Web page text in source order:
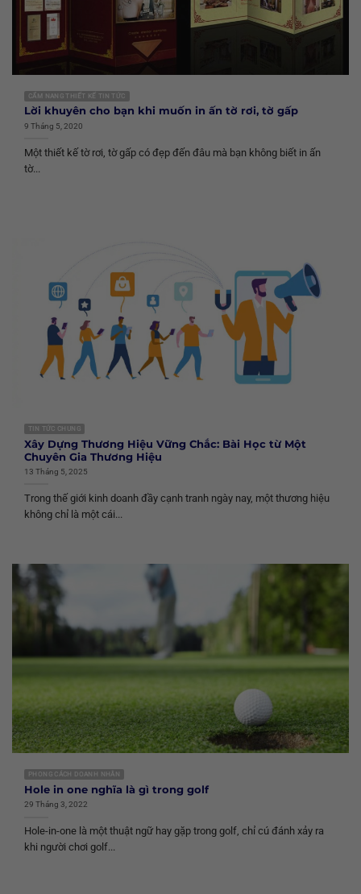
CẨM NANG THIẾT KẾ TIN TỨC
Lời khuyên cho bạn khi muốn in ấn tờ rơi, tờ gấp
9 Tháng 5, 2020
Một thiết kế tờ rơi, tờ gấp có đẹp đến đâu mà bạn không biết in ấn
tờ...
TIN TỨC CHUNG
Xây Dựng Thương Hiệu Vững Chắc: Bài Học từ Một
Chuyên Gia Thương Hiệu
13 Tháng 5, 2025
Trong thế giới kinh doanh đầy cạnh tranh ngày nay, một thương hiệu
không chỉ là một cái...
PHONG CÁCH DOANH NHÂN
Hole in one nghĩa là gì trong golf
29 Tháng 3, 2022
Hole-in-one là một thuật ngữ hay gặp trong golf, chỉ cú đánh xảy ra
khi người chơi golf...